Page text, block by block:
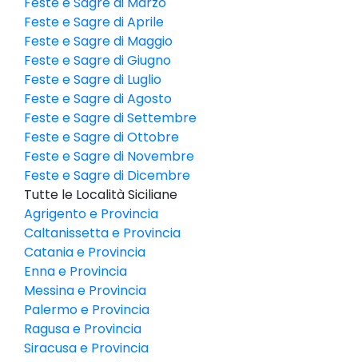
Feste e Sagre di Aprile
Feste e Sagre di Maggio
Feste e Sagre di Giugno
Feste e Sagre di Luglio
Feste e Sagre di Agosto
Feste e Sagre di Settembre
Feste e Sagre di Ottobre
Feste e Sagre di Novembre
Feste e Sagre di Dicembre
Tutte le Località Siciliane
Agrigento e Provincia
Caltanissetta e Provincia
Catania e Provincia
Enna e Provincia
Messina e Provincia
Palermo e Provincia
Ragusa e Provincia
Siracusa e Provincia